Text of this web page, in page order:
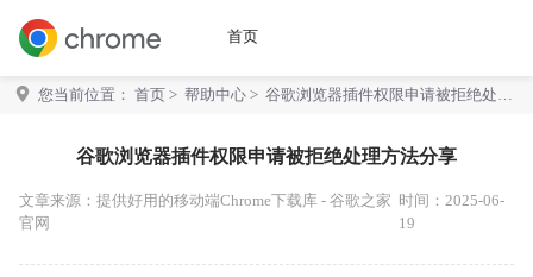
首页
您当前位置： 首页 > 帮助中心 > 谷歌浏览器插件权限申请被拒绝处理
谷歌浏览器插件权限申请被拒绝处理方法分享
文章来源： 提供好用的移动端Chrome下载库 - 谷歌之家
官网
时间：2025-06-
19